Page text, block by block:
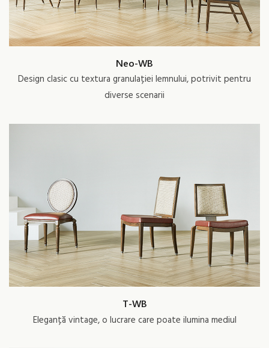
Neo-WB
Design clasic cu textura granulației lemnului, potrivit pentru
diverse scenarii
T-WB
Eleganță vintage, o lucrare care poate ilumina mediul